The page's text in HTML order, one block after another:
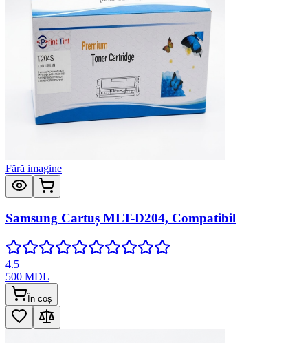
Fără imagine
Samsung Cartuș MLT-D204, Compatibil
4.5
500 MDL
În coș